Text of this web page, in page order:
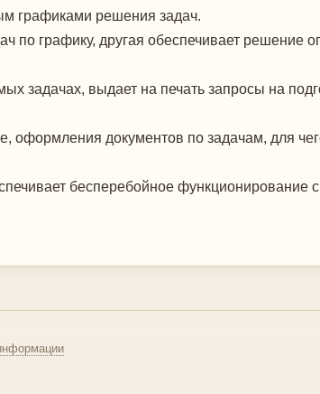
графиками решения задач.
графи­ку, другая обеспечивает решение
задачах, вы­дает на печать запросы на
оформле­ния документов по задачам, для
беспе­ребойное функционирование